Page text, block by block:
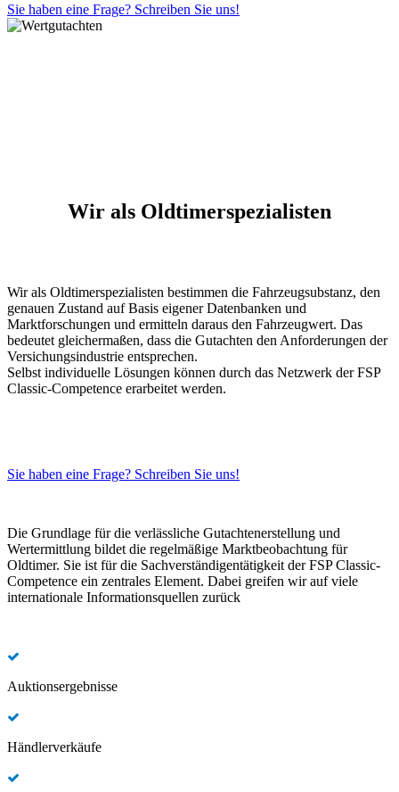
Sie haben eine Frage? Schreiben Sie uns!
Wir als Oldtimerspezialisten
Wir als Oldtimerspezialisten bestimmen die Fahrzeugsubstanz, den
genauen Zustand auf Basis eigener Datenbanken und
Marktforschungen und ermitteln daraus den Fahrzeugwert. Das
bedeutet gleichermaßen, dass die Gutachten den Anforderungen der
Versichungsindustrie entsprechen.
Selbst individuelle Lösungen können durch das Netzwerk der FSP
Classic-Competence erarbeitet werden.
Sie haben eine Frage? Schreiben Sie uns!
Die Grundlage für die verlässliche Gutachtenerstellung und
Wertermittlung bildet die regelmäßige Marktbeobachtung für
Oldtimer. Sie ist für die Sachverständigentätigkeit der FSP Classic-
Competence ein zentrales Element. Dabei greifen wir auf viele
internationale Informationsquellen zurück
Auktionsergebnisse
Händlerverkäufe